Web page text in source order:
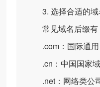
3. 选择合适的域
常见域名后缀有
.com：国际通用
.cn：中国国家域
.net：网络类公